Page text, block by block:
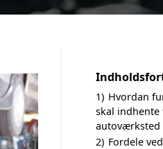
1) Hvordan
skal
autoværksted
2) Fordele